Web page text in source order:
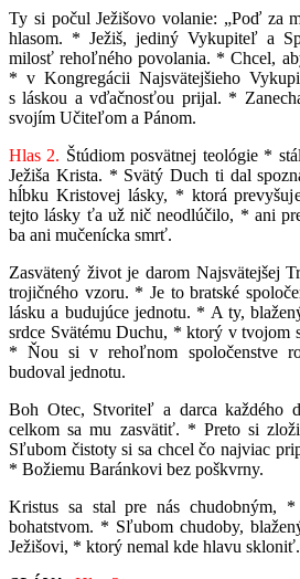
Ty si počul Ježišovo volanie: „Poď za
hlasom. * Ježiš, jediný Vykupiteľ a
milosť rehoľného povolania. * Chcel,
* v Kongregácii Najsvätejšieho
s láskou a vďačnosťou prijal. *
svojím Učiteľom a Pánom.
Hlas 2. Štúdiom posvätnej teológie *
Ježiša Krista. * Svätý Duch ti dal
hĺbku Kristovej lásky, * ktorá
tejto lásky ťa už nič neodlúčilo, * ani
ba ani mučenícka smrť.
Zasvätený život je darom Najsvätejšej
trojičného vzoru. * Je to bratské
lásku a budujúce jednotu. * A ty,
srdce Svätému Duchu, * ktorý v tvojom
* Ňou si v rehoľnom spoločenstve
budoval jednotu.
Boh Otec, Stvoriteľ a darca každého
celkom sa mu zasvätiť. * Preto si
Sľubom čistoty si sa chcel čo najviac
* Božiemu Baránkovi bez poškvrny.
Kristus sa stal pre nás chudobným,
bohatstvom. * Sľubom chudoby,
Ježišovi, * ktorý nemal kde hlavu skloniť.